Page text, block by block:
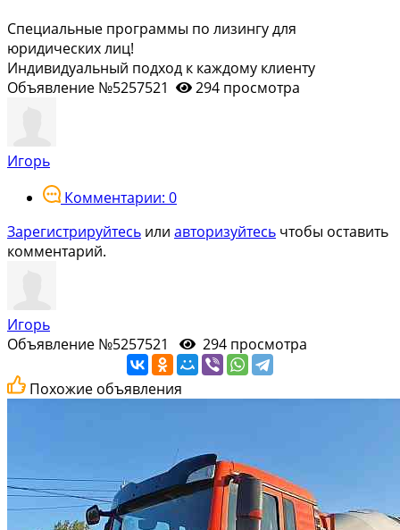
Специальные программы по лизингу для
юридических лиц!
Индивидуальный подход к каждому клиенту
Объявление №5257521
294 просмотра
Игорь
Комментарии: 0
Зарегистрируйтесь или авторизуйтесь чтобы оставить
комментарий.
Игорь
Объявление №5257521
294 просмотра
Похожие объявления